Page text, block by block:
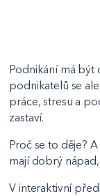
Podnikání má být
podnikatelů se
práce, stresu a
zastaví.
Proč se to děje?
mají dobrý
V interaktivní